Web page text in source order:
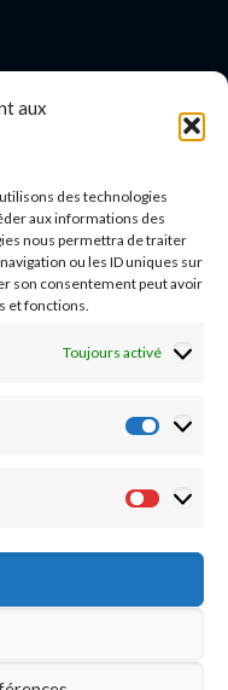
aux
des technologies
aux informations des
nous permettra de traiter
ou les ID uniques sur
son consentement peut avoir
et fonctions.
Toujours activé
SANTE
légales